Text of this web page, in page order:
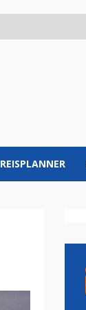
REISPLANNER